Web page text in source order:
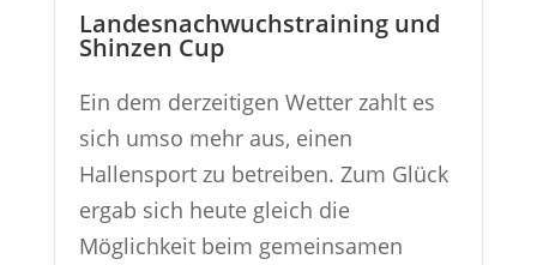
Landesnachwuchstraining und
Shinzen Cup
Ein dem derzeitigen Wetter zahlt es
sich umso mehr aus, einen
Hallensport zu betreiben. Zum Glück
ergab sich heute gleich die
Möglichkeit beim gemeinsamen